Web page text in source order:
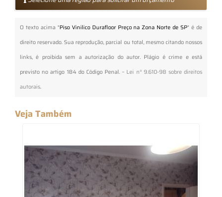
O texto acima "Piso Vinilico Durafloor Preço na Zona Norte de SP" é de
direito reservado. Sua reprodução, parcial ou total, mesmo citando nossos
links, é proibida sem a autorização do autor. Plágio é crime e está
previsto no artigo 184 do Código Penal. – Lei n° 9.610-98 sobre direitos
autorais.
Veja Também